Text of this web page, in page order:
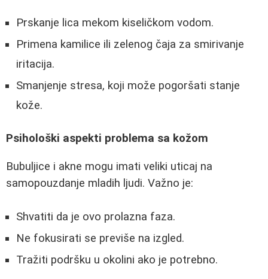
Prskanje lica mekom kiseličkom vodom.
Primena kamilice ili zelenog čaja za smirivanje
iritacija.
Smanjenje stresa, koji može pogoršati stanje
kože.
Psihološki aspekti problema sa kožom
Bubuljice i akne mogu imati veliki uticaj na
samopouzdanje mladih ljudi. Važno je:
Shvatiti da je ovo prolazna faza.
Ne fokusirati se previše na izgled.
Tražiti podršku u okolini ako je potrebno.